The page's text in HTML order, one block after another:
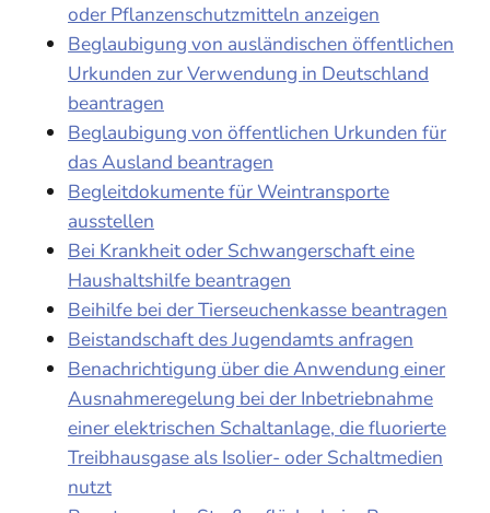
oder Pflanzenschutzmitteln anzeigen
Beglaubigung von ausländischen öffentlichen
Urkunden zur Verwendung in Deutschland
beantragen
Beglaubigung von öffentlichen Urkunden für
das Ausland beantragen
Begleitdokumente für Weintransporte
ausstellen
Bei Krankheit oder Schwangerschaft eine
Haushaltshilfe beantragen
Beihilfe bei der Tierseuchenkasse beantragen
Beistandschaft des Jugendamts anfragen
Benachrichtigung über die Anwendung einer
Ausnahmeregelung bei der Inbetriebnahme
einer elektrischen Schaltanlage, die fluorierte
Treibhausgase als Isolier- oder Schaltmedien
nutzt